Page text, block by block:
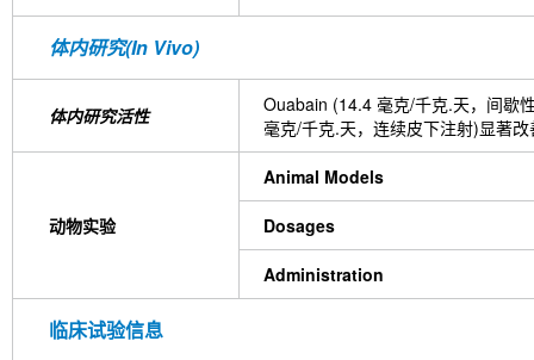
体内研究(In Vivo)
体内研究活性
Ouabain (14.4 毫克/千克.天，间歇
毫克/千克.天，连续皮下注射)显著
动物实验
Animal Models
Dosages
Administration
临床试验信息